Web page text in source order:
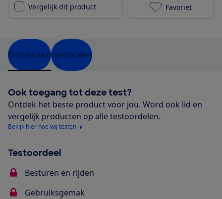
Vergelijk dit product Maclaren
Favoriet
TestresultaatSpecificaties
Ook toegang tot deze test?
Ontdek het beste product voor jou. Word ook lid en
vergelijk producten op alle testoordelen.
Bekijk hier hoe wij testen
Testoordeel
Besturen en rijden
Gebruiksgemak